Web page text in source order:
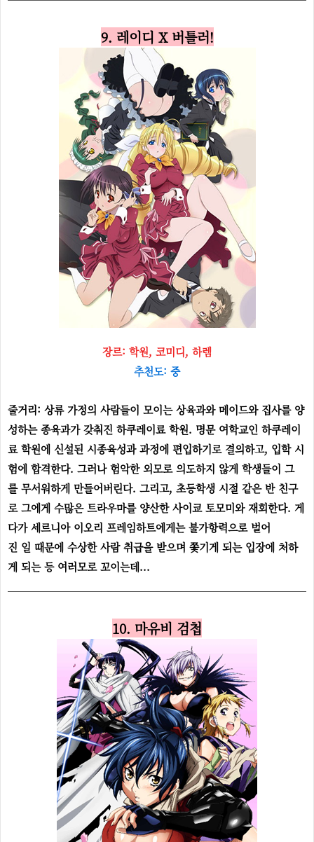
9. 레이디 X 버틀러!
장르: 학원, 코미디, 하렘
추천도: 중
줄거리: 상류 가정의 사람들이 모이는 상육과와 메이드와 집사를 양
성하는 종육과가 갖춰진 하쿠레이료 학원. 명문 여학교인 하쿠레이
료 학원에 신설된 시종육성과 과정에 편입하기로 결의하고, 입학 시
험에 합격한다. 그러나 험악한 외모로 의도하지 않게 학생들이 그
를 무서워하게 만들어버린다. 그리고, 초등학생 시절 같은 반 친구
로 그에게 수많은 트라우마를 양산한 사이쿄 토모미와 재회한다. 게
다가 세르니아 이오리 프레임하트에게는 불가항력으로 벌어
진 일 때문에 수상한 사람 취급을 받으며 쫓기게 되는 입장에 처하
게 되는 등 여러모로 꼬이는데...
10. 마유비 검첩